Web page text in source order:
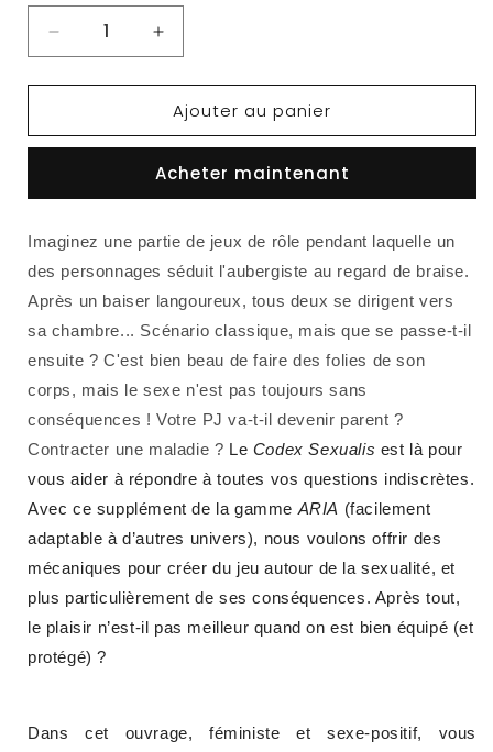
Réduire
la
quantité
ARIA
Sexualis
Augmenter
la
quantité
de
ARIA
Codex
Sexualis
Ajouter au panier
Acheter maintenant
Imaginez une partie de jeux de rôle pendant laquelle un
des personnages séduit l'aubergiste au regard de braise.
Après un baiser langoureux, tous deux se dirigent vers
sa chambre... Scénario classique, mais que se passe-t-il
ensuite ? C'est bien beau de faire des folies de son
corps, mais le sexe n'est pas toujours sans
conséquences ! Votre PJ va-t-il devenir parent ?
Contracter une maladie ? Le Codex Sexualis est là pour
vous aider à répondre à toutes vos questions indiscrètes.
Avec ce supplément de la gamme ARIA (facilement
adaptable à d’autres univers), nous voulons offrir des
mécaniques pour créer du jeu autour de la sexualité, et
plus particulièrement de ses conséquences. Après tout,
le plaisir n’est-il pas meilleur quand on est bien équipé (et
protégé) ?
Dans cet ouvrage, féministe et sexe-positif, vous